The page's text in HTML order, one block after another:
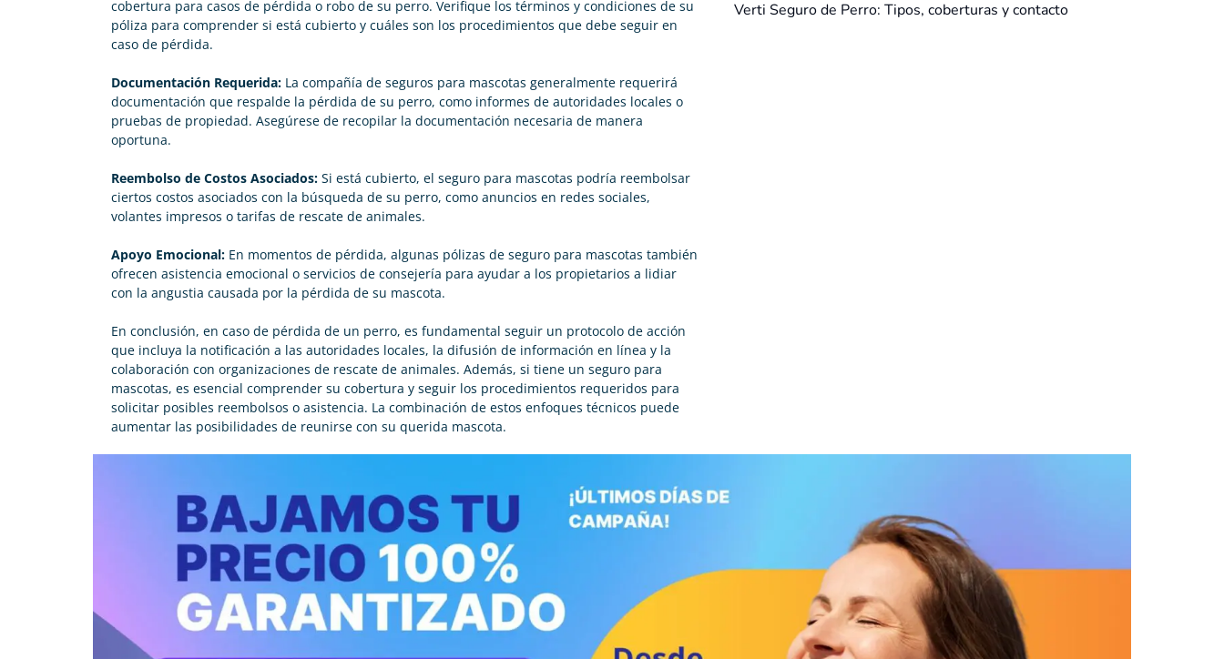
cobertura para casos de pérdida o robo de su perro. Verifique los términos y condiciones de su
póliza para comprender si está cubierto y cuáles son los procedimientos que debe seguir en
caso de pérdida.
Documentación Requerida: La compañía de seguros para mascotas generalmente requerirá
documentación que respalde la pérdida de su perro, como informes de autoridades locales o
pruebas de propiedad. Asegúrese de recopilar la documentación necesaria de manera
oportuna.
Reembolso de Costos Asociados: Si está cubierto, el seguro para mascotas podría reembolsar
ciertos costos asociados con la búsqueda de su perro, como anuncios en redes sociales,
volantes impresos o tarifas de rescate de animales.
Apoyo Emocional: En momentos de pérdida, algunas pólizas de seguro para mascotas también
ofrecen asistencia emocional o servicios de consejería para ayudar a los propietarios a lidiar
con la angustia causada por la pérdida de su mascota.
En conclusión, en caso de pérdida de un perro, es fundamental seguir un protocolo de acción
que incluya la notificación a las autoridades locales, la difusión de información en línea y la
colaboración con organizaciones de rescate de animales. Además, si tiene un seguro para
mascotas, es esencial comprender su cobertura y seguir los procedimientos requeridos para
solicitar posibles reembolsos o asistencia. La combinación de estos enfoques técnicos puede
aumentar las posibilidades de reunirse con su querida mascota.
Verti Seguro de Perro: Tipos, coberturas y contacto